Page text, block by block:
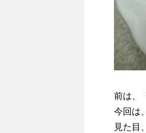
前は、
今回は
見た目